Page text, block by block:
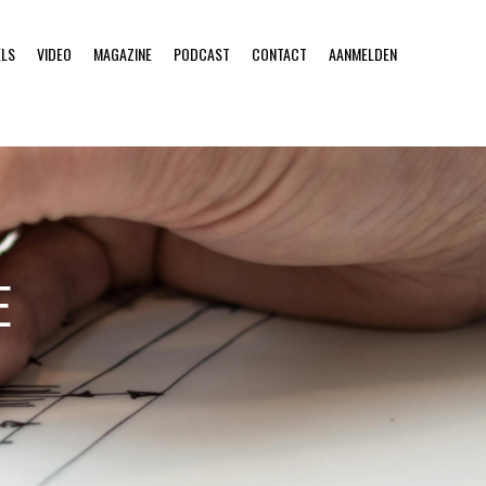
VIDEO MAGAZINE PODCAST CONTACT AANMELDEN